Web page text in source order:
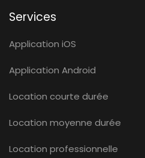
Services
Application iOS
Application Android
Location courte durée
Location moyenne durée
Location professionnelle